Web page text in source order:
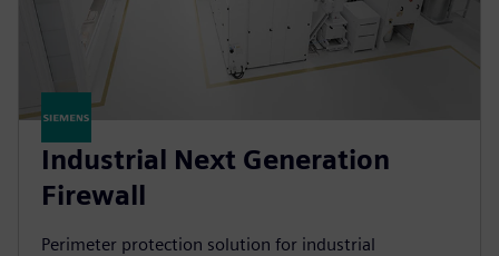
Industrial Next Generation
Firewall
Perimeter protection solution for industrial